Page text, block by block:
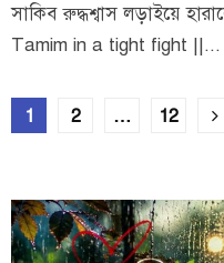
সাকিব রুদ্ধশ্বাস লড়াইয়ে
Tamim in a tight fight ||...
Posts
1 2 … 12